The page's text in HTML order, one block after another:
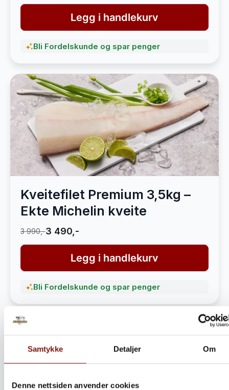
Samtykke Detaljer Om
Denne nettsiden anvender cookies
Legg i handlekurv
Bli Fordelskunde og spar penger
Kveitefilet Premium 3,5kg –
Ekte Michelin kveite
3 990,-3 490,-
Legg i handlekurv
Bli Fordelskunde og spar penger